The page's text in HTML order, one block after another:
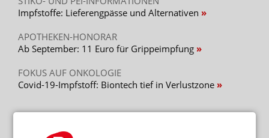
Impfstoffe: Lieferengpässe und Alternativen
APOTHEKEN-HONORAR
Ab September: 11 Euro für Grippeimpfung
FOKUS AUF ONKOLOGIE
Covid-19-Impfstoff: Biontech tief in Verlustzone